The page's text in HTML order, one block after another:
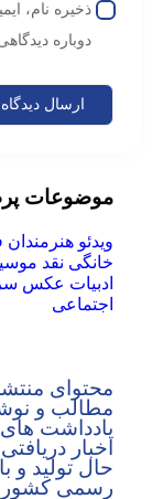
ذخیره نام،
دوباره
موضوعات
ویدئو هنرمندان
خانگی نقد
ادبیات عکس
اجتماعی
محتوای
مطالب و
یادداشت
اخبار
حال تولید و
رسمی